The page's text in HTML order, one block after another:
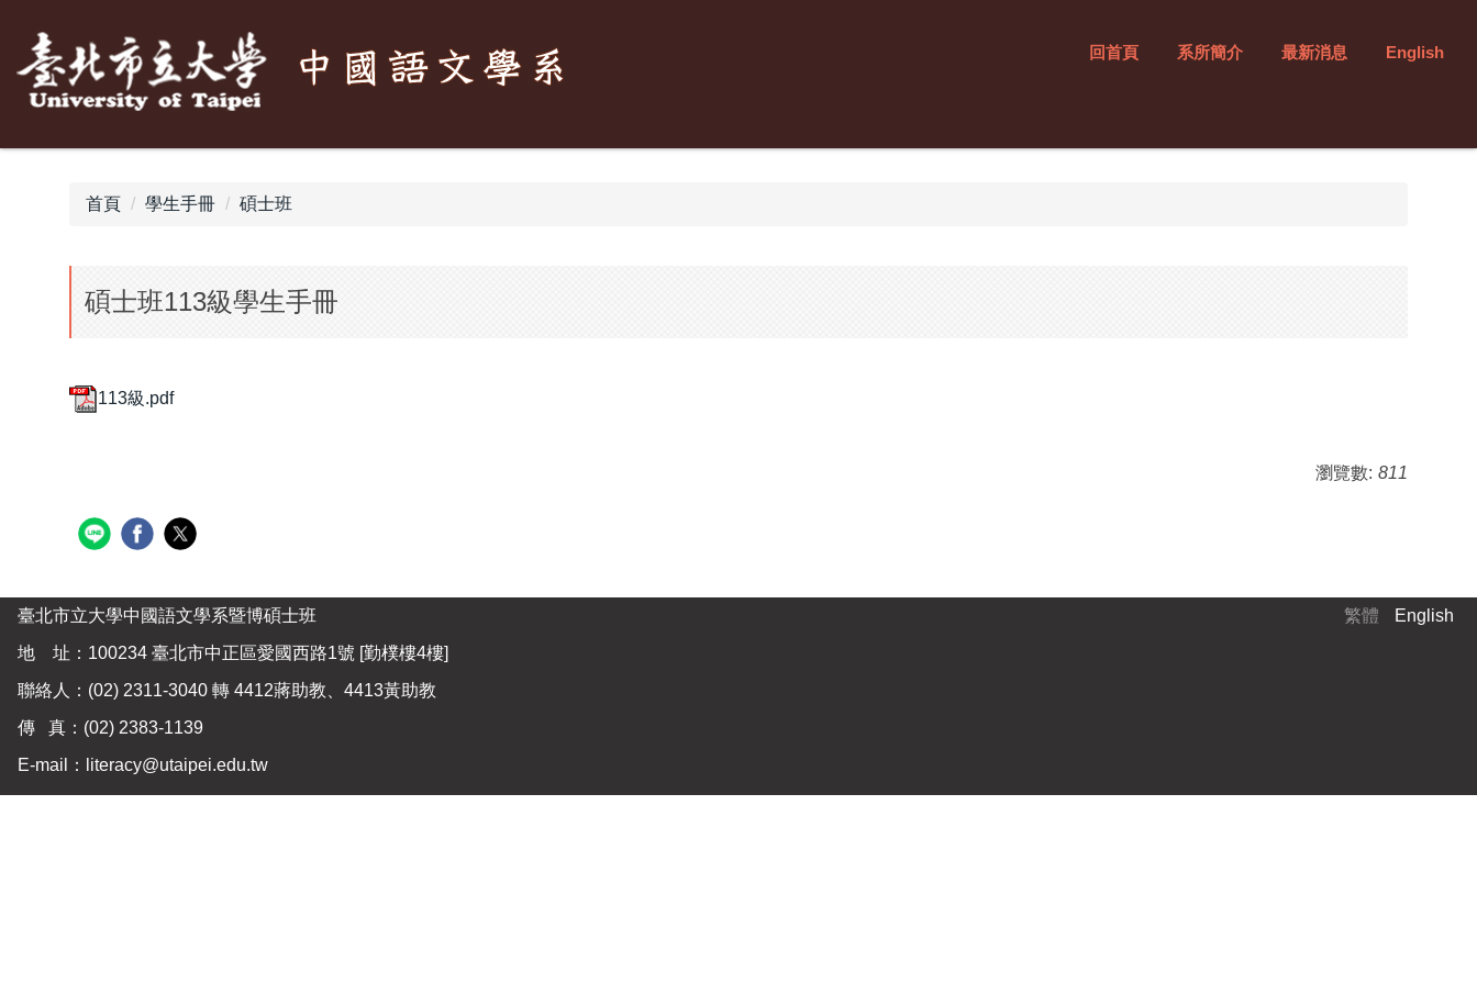
主
容
回首頁 系所簡介 最新消息 English
首頁 學生手冊 碩士班
碩士班113級學生手冊
113級.pdf
瀏覽數: 811
繁體 English
臺北市立大學中國語文學系暨博碩士班
地 址：100234 臺北市中正區愛國西路1號 [勤樸樓4樓]
聯絡人：(02) 2311-3040 轉 4412蔣助教、4413黃助教
傳 真： (02) 2383-1139
E-mail：
literacy@utaipei.edu.tw